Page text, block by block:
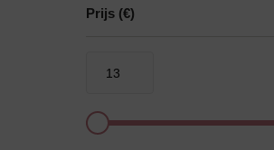
Prijs (€)